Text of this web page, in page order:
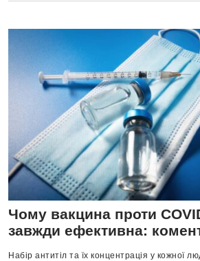
Чому вакцина проти
завжди ефективна:
Набір антитіл та їх концентрація у кожної